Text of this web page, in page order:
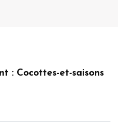
: Cocottes-et-saisons